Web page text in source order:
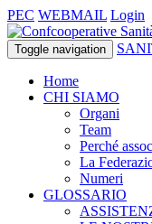
PEC WEBMAIL Login
Toggle navigation
Home
CHI SIAMO
Organi
Team
Perché
La
Numeri
GLOSSARIO